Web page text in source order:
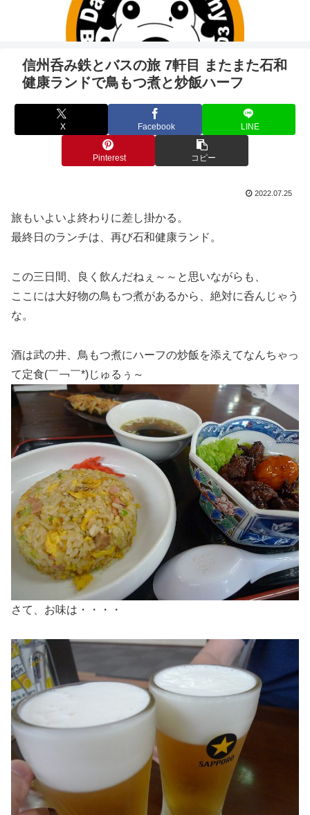
信州呑み鉄とバスの旅 7軒目 またまた石和
健康ランドで鳥もつ煮と炒飯ハーフ
X Facebook LINE
Pinterest コピー
2022.07.25
旅もいよいよ終わりに差し掛かる。
最終日のランチは、再び石和健康ランド。
この三日間、良く飲んだねぇ～～と思いながらも、
ここには大好物の鳥もつ煮があるから、絶対に呑んじゃう
な。
酒は武の井、鳥もつ煮にハーフの炒飯を添えてなんちゃっ
て定食(￣￢￣*)じゅるぅ～
さて、お味は・・・・